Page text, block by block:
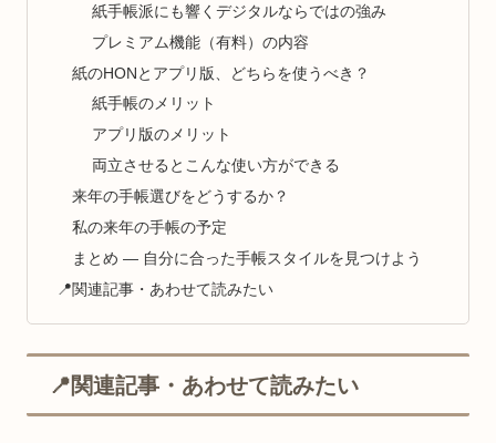
紙手帳派にも響くデジタルならではの強み
プレミアム機能（有料）の内容
紙のHONとアプリ版、どちらを使うべき？
紙手帳のメリット
アプリ版のメリット
両立させるとこんな使い方ができる
来年の手帳選びをどうするか？
私の来年の手帳の予定
まとめ — 自分に合った手帳スタイルを見つけよう
📍関連記事・あわせて読みたい
📍関連記事・あわせて読みたい